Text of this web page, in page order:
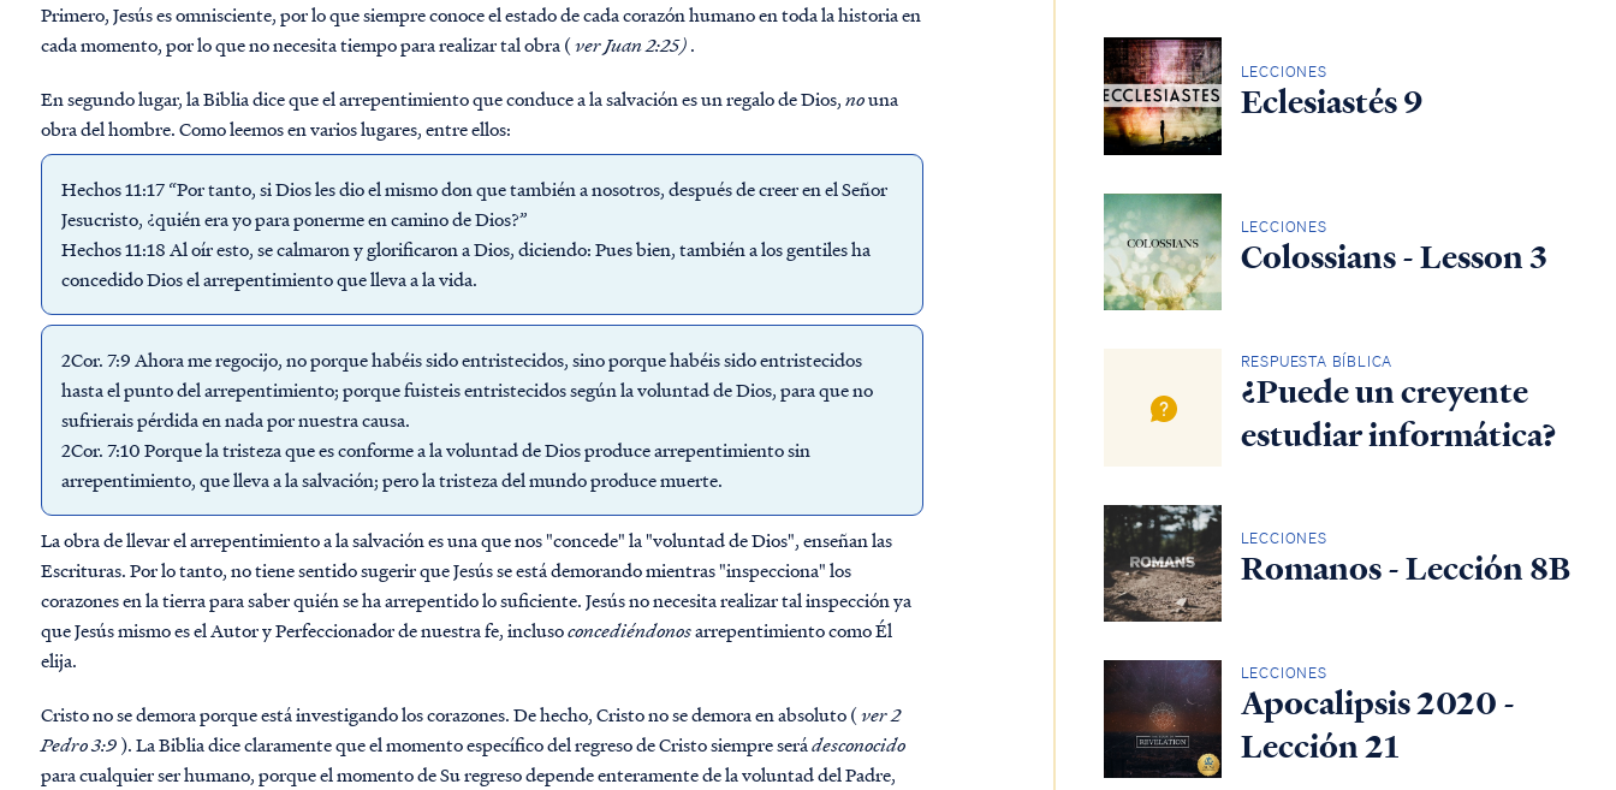
Primero,Jesús es omnisciente, por lo que siempreconoce el estado de cada corazón humano en toda la historia en
cada momento, por lo que no necesita tiempo para realizar tal obra (ver Juan 2:25).
En segundo lugar, laBiblia dice que el arrepentimiento que conduce a la salvación es un regalo de Dios,nouna
obra del hombre. Como leemos en varios lugares, entre ellos:
Hechos 11:17 “Por tanto, si Dios les dio el mismo don que también a nosotros, después de creer en el Señor
Jesucristo, ¿quién era yo para ponerme en camino de Dios?”
Hechos 11:18 Al oír esto, se calmaron y glorificaron a Dios, diciendo: Pues bien, también a los gentiles ha
concedido Dios el arrepentimiento que lleva a la vida.
2Cor. 7:9 Ahora me regocijo, no porque habéis sido entristecidos, sino porque habéis sido entristecidos
hasta el punto del arrepentimiento; porque fuisteis entristecidos según la voluntad de Dios, para que no
sufrierais pérdida en nada por nuestra causa.
2Cor. 7:10 Porque la tristeza que es conforme a la voluntad de Dios produce arrepentimiento sin
arrepentimiento, que lleva a la salvación; pero la tristeza del mundo produce muerte.
La obra de llevar el arrepentimiento a la salvación es una que nos "concede" la "voluntad de Dios", enseñan las
Escrituras. Por lo tanto, no tiene sentido sugerir que Jesús se está demorando mientras "inspecciona" los
corazones en la tierra para saber quién se ha arrepentido lo suficiente.Jesús no necesita realizar tal inspección ya
queJesús mismo es el Autor y Perfeccionador de nuestra fe, inclusoconcediéndonosarrepentimiento como Él
elija.
Cristo no se demora porque está investigando los corazones. De hecho, Cristo no se demora en absoluto (ver 2
Pedro 3:9).La Biblia dice claramente que el momento específico del regreso de Cristo siempre serádesconocido
para cualquier ser humano, porque el momento de Su regreso depende enteramente de la voluntad del Padre,
LECCIONES
Eclesiastés 9
LECCIONES
Colossians - Lesson 3
RESPUESTA BÍBLICA
¿Puede un creyente
estudiar informática?
LECCIONES
Romanos - Lección 8B
LECCIONES
Apocalipsis 2020 -
Lección 21